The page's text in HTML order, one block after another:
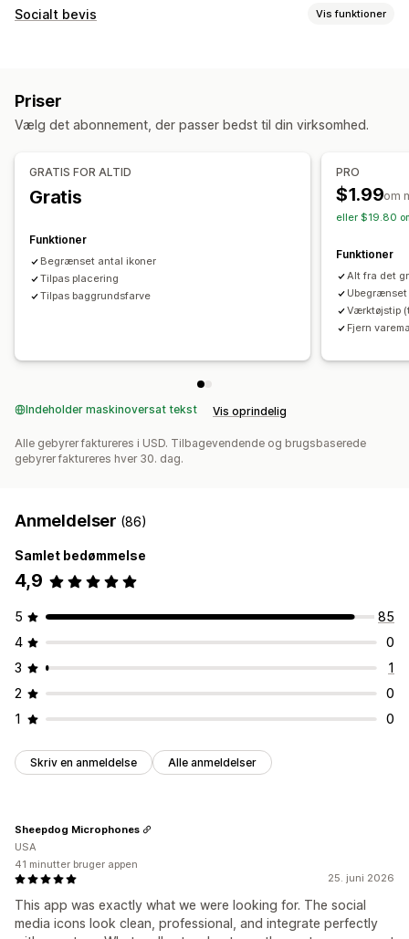
Ikontyper
Animationer
Skrifttyper
Størrelse
Værktøjstips
Placering af ikon
Manuel placering
Annonceringslinje
Betalingsside
Kollektionssider
Startside
Landingssider
Socialt bevis Vis funktioner
Priser
Vælg det abonnement, der passer bedst til din virksomhed.
GRATIS FOR ALTID
Gratis
Funktioner
Begrænset antal ikoner
Tilpas placering
Tilpas baggrundsfarve
PRO
$1.99om
eller $19.80
Funktioner
Alt fra det
Værktøjstip
Fjern
Indeholder maskinoversat tekst Vis oprindelig
Alle gebyrer faktureres i USD. Tilbagevendende og brugsbaserede
gebyrer faktureres hver 30. dag.
Anmeldelser (86)
Samlet bedømmelse
4,9
5
85
4
0
3
1
2
0
1
0
Skriv en anmeldelse Alle anmeldelser
25. juni 2026
This app was exactly what we were looking for. The social
media icons look clean, professional, and integrate perfectly
Sheepdog Microphones
USA
41 minutter bruger appen